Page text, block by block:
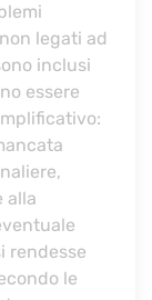
legati ad
inclusi
essere
alla
rendesse
le